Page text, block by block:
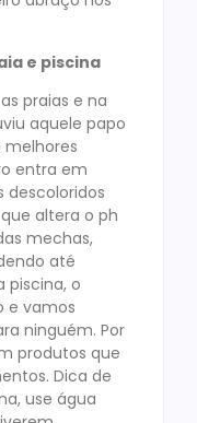
e piscina
praias e na
aquele papo
melhores
entra em
altera o ph
mechas,
até
piscina, o
e vamos
ninguém. Por
produtos que
Dica de
use água